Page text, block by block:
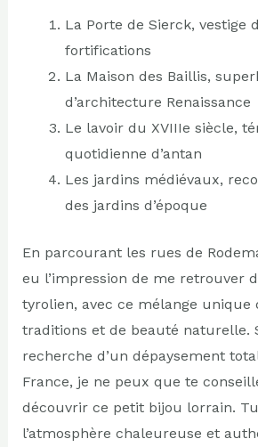
La Porte de Sierck, vestige
fortifications
La Maison des Baillis,
d’architecture Renaissance
Le lavoir du XVIIIe siècle,
quotidienne d’antan
Les jardins médiévaux,
des jardins d’époque
En parcourant les rues de
eu l’impression de me retrouver
tyrolien, avec ce mélange unique
traditions et de beauté naturelle.
recherche d’un dépaysement
France, je ne peux que te
découvrir ce petit bijou lorrain.
l’atmosphère chaleureuse et